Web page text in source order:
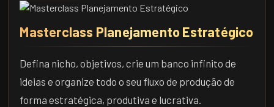
Masterclass Planejamento Estratégico
Defina nicho, objetivos, crie um banco infinito de
ideias e organize todo o seu fluxo de produção de
forma estratégica, produtiva e lucrativa.